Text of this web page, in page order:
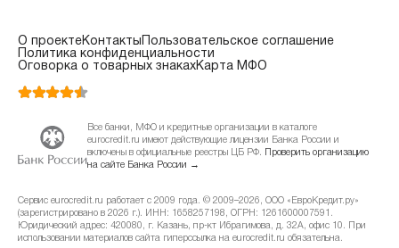
О проектеКонтакты Пользовательское соглашение
Политика конфиденциальности
Оговорка о товарных знакахКарта МФО
Все банки, МФО и кредитные организации в каталоге
eurocredit.ru имеют действующие лицензии Банка России и
включены в официальные реестры ЦБ РФ.
Проверить организацию
на сайте Банка России →
Сервис eurocredit.ru работает с 2009 года. © 2009–2026, ООО «ЕвроКредит.ру»
(зарегистрировано в 2026 г.). ИНН: 1658257198, ОГРН: 1261600007591.
Юридический адрес: 420080, г. Казань, пр-кт Ибрагимова, д. 32А, офис 10. При
использовании материалов сайта гиперссылка на eurocredit.ru обязательна.